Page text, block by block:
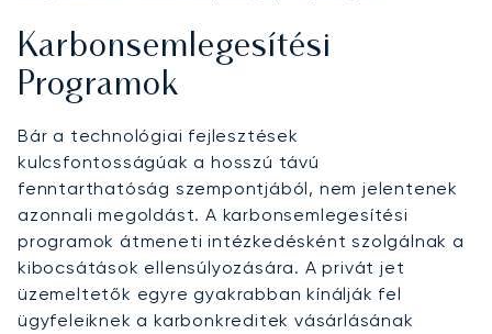
Karbonsemlegesítési
Programok
Bár a technológiai fejlesztések
kulcsfontosságúak a hosszú távú
fenntarthatóság szempontjából, nem jelentenek
azonnali megoldást. A karbonsemlegesítési
programok átmeneti intézkedésként szolgálnak a
kibocsátások ellensúlyozására. A privát jet
üzemeltetők egyre gyakrabban kínálják fel
ügyfeleiknek a karbonkreditek vásárlásának